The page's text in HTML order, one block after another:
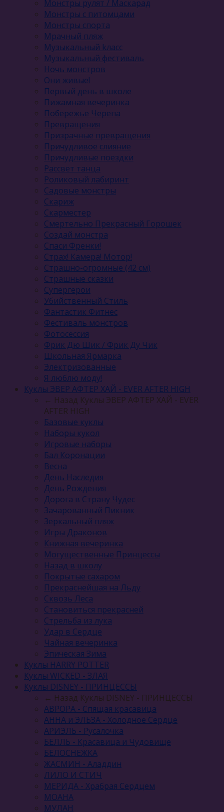
Монстры рулят / Маскарад
Монстры с питомцами
Монстры спорта
Мрачный пляж
Музыкальный kласс
Музыкальный фестиваль
Ночь монстров
Они живые!
Первый день в школе
Пижамная вечеринка
Побережье Черепа
Превращения
Призрачные превращения
Причудливое слияние
Причудливые поездки
Рассвет танца
Роликовый лабиринт
Садовые монстры
Скариж
Скарместер
Смертельно Прекрасный Горошек
Создай монстра
Спаси Френки!
Страх! Камера! Мотор!
Страшно-огромные (42 см)
Страшные сказки
Супергерои
Убийственный Стиль
Фантастик Фитнес
Фестиваль монстров
Фотосессия
Фрик Дю Шик / Фрик Ду Чик
Школьная Ярмарка
Электризованные
Я люблю моду!
Куклы ЭВЕР АФТЕР ХАЙ - EVER AFTER HIGH
← Назад Куклы ЭВЕР АФТЕР ХАЙ - EVER
AFTER HIGH
Базовые куклы
Наборы кукол
Игровые наборы
Бал Коронации
Весна
День Наследия
День Рождения
Дорога в Страну Чудес
Зачарованный Пикник
Зеркальный пляж
Игры Драконов
Книжная вечеринка
Могущественные Принцессы
Назад в школу
Покрытые сахаром
Прекраснейшая на Льду
Сквозь Леса
Становиться прекрасней
Стрельба из лука
Удар в Сердце
Чайная вечеринка
Эпическая Зима
Куклы HARRY POTTER
Куклы WICKED - ЗЛАЯ
Куклы DISNEY - ПРИНЦЕССЫ
← Назад Куклы DISNEY - ПРИНЦЕССЫ
АВРОРА - Спящая красавица
АННА и ЭЛЬЗА - Холодное Сердце
АРИЭЛЬ - Русалочка
БЕЛЛЬ - Красавица и Чудовище
БЕЛОСНЕЖКА
ЖАСМИН - Аладдин
ЛИЛО И СТИЧ
МЕРИДА - Храбрая Сердцем
МОАНА
МУЛАН